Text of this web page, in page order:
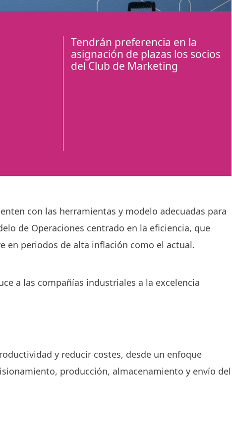
Tendrán preferencia en la
asignación de plazas los socios
del Club de Marketing
con las herramientas y modelo adecuadas para
de Operaciones centrado en la eficiencia, que
en periodos de alta inflación como el actual.
a las compañías industriales a la excelencia
y reducir costes, desde un enfoque
producción, almacenamiento y envío del